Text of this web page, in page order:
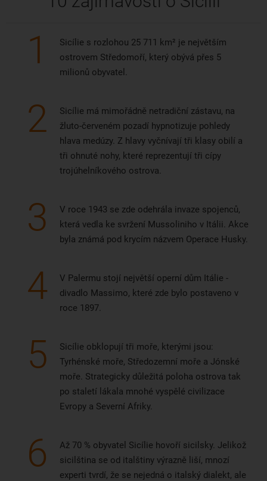
1
Sicílie s rozlohou 25 711 km² je největším
ostrovem Středomoří, který obývá přes 5
milionů obyvatel.
2
Sicílie má mimořádně netradiční zástavu, na
žluto-červeném pozadí hypnotizuje pohledy
hlava medúzy. Z hlavy vyčnívají tři klasy obilí a
tři ohnuté nohy, které reprezentují tři cípy
trojúhelníkového ostrova.
3
V roce 1943 se zde odehrála invaze spojenců,
která vedla ke svržení Mussoliniho v Itálii. Akce
byla známá pod krycím názvem Operace Husky.
4
V Palermu stojí největší operní dům Itálie -
divadlo Massimo, které zde bylo postaveno v
roce 1897.
5
Sicílie obklopují tři moře, kterými jsou:
Tyrhénské moře, Středozemní moře a Jónské
moře. Strategicky důležitá poloha ostrova tak
po staletí lákala mnohé vyspělé civilizace
Evropy a Severní Afriky.
6
Až 70 % obyvatel Sicílie hovoří sicilsky. Jelikož
sicilština se od italštiny výrazně liší, mnozí
experti tvrdí, že se nejedná o italský dialekt, ale